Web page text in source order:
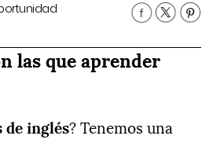
las que aprender
de inglés? Tenemos una